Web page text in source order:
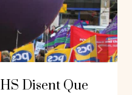
Disent Que